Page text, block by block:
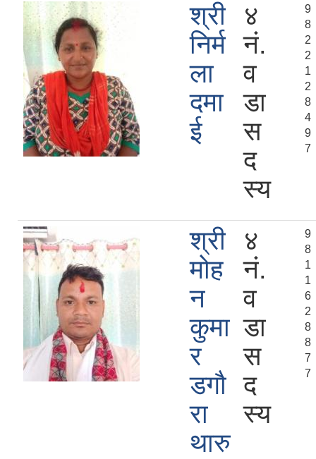
श्री
निर्म
ला
दमा
ई
४
नं.
व
डा
स
द
स्य
9
8
2
2
1
2
8
4
9
7
श्री
मोह
न
कुमा
र
डगौ
रा
थारु
४
नं.
व
डा
स
द
स्य
9
8
1
1
6
2
8
8
7
7